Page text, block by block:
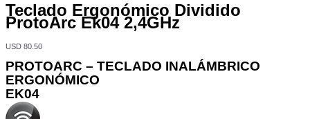
Teclado Ergonómico Dividido
ProtoArc Ek04 2,4GHz
USD 80.50
PROTOARC – TECLADO INALÁMBRICO
ERGONÓMICO
EK04